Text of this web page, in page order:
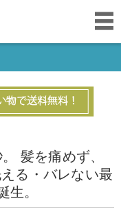
髪を痛めず、
る・バレない最
。